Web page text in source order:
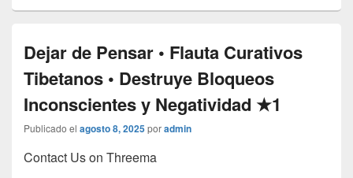
Dejar de Pensar • Flauta Curativos
Tibetanos • Destruye Bloqueos
Inconscientes y Negatividad ★1
Publicado el agosto 8, 2025poradmin
Contact Us on Threema